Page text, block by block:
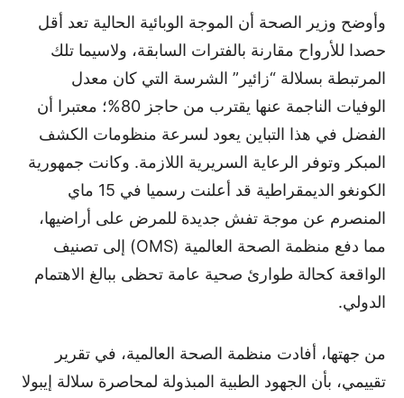
وأوضح وزير الصحة أن الموجة الوبائية الحالية تعد أقل
حصدا للأرواح مقارنة بالفترات السابقة، ولاسيما تلك
المرتبطة بسلالة “زائير” الشرسة التي كان معدل
الوفيات الناجمة عنها يقترب من حاجز 80%؛ معتبرا أن
الفضل في هذا التباين يعود لسرعة منظومات الكشف
المبكر وتوفر الرعاية السريرية اللازمة. وكانت جمهورية
الكونغو الديمقراطية قد أعلنت رسميا في 15 ماي
المنصرم عن موجة تفش جديدة للمرض على أراضيها،
مما دفع منظمة الصحة العالمية (OMS) إلى تصنيف
الواقعة كحالة طوارئ صحية عامة تحظى ببالغ الاهتمام
الدولي.
من جهتها، أفادت منظمة الصحة العالمية، في تقرير
تقييمي، بأن الجهود الطبية المبذولة لمحاصرة سلالة إيبولا